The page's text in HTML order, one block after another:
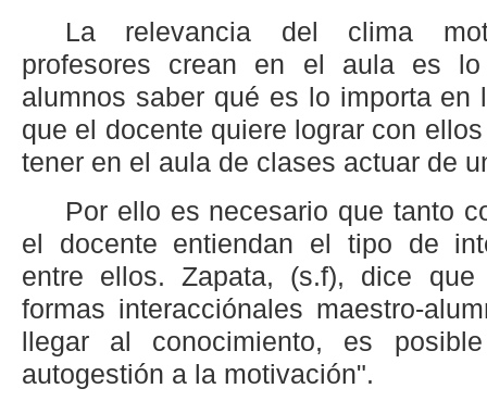
La relevancia del clima
profesores crean en el aula es
alumnos saber qué es lo importa en
que el docente quiere lograr con
tener en el aula de clases actuar de
Por ello es necesario que tanto
el docente entiendan el tipo de
entre ellos. Zapata, (s.f), dice
formas interacciónales maestro-
llegar al conocimiento, es
autogestión a la motivación".